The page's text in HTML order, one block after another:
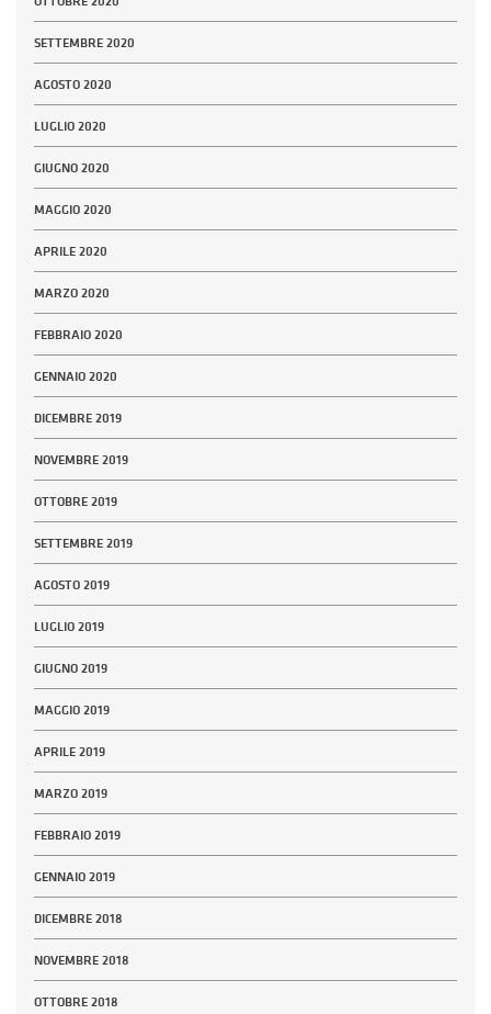
SETTEMBRE 2020
AGOSTO 2020
LUGLIO 2020
GIUGNO 2020
MAGGIO 2020
APRILE 2020
MARZO 2020
FEBBRAIO 2020
GENNAIO 2020
DICEMBRE 2019
NOVEMBRE 2019
OTTOBRE 2019
SETTEMBRE 2019
AGOSTO 2019
LUGLIO 2019
GIUGNO 2019
MAGGIO 2019
APRILE 2019
MARZO 2019
FEBBRAIO 2019
GENNAIO 2019
DICEMBRE 2018
NOVEMBRE 2018
OTTOBRE 2018